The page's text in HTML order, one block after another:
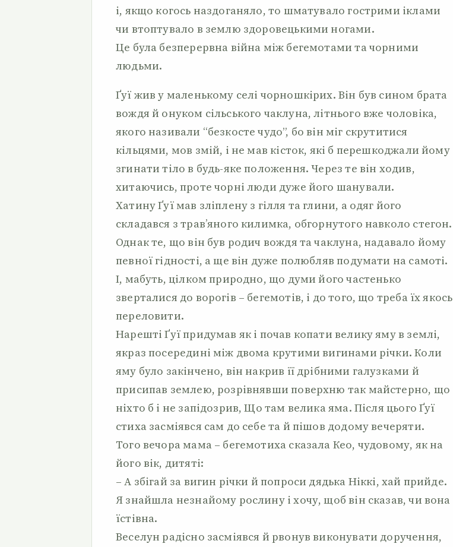
і, якщо когось наздоганяло, то шматувало гострими іклами
чи втоптувало в землю здоровецькими ногами.
Це була безперервна війна між бегемотами та чорними
людьми.
Ґуї жив у маленькому селі чорношкірих. Він був сином брата
вождя й онуком сільського чаклуна, літнього вже чоловіка,
якого називали “безкосте чудо”, бо він міг скрутитися
кільцями, мов змій, і не мав кісток, які б перешкоджали йому
згинати тіло в будь-яке положення. Через те він ходив,
хитаючись, проте чорні люди дуже його шанували.
Хатину Ґуї мав зліплену з гілля та глини, а одяг його
складався з трав’яного килимка, обгорнутого навколо стегон.
Однак те, що він був родич вождя та чаклуна, надавало йому
певної гідності, а ще він дуже полюбляв подумати на самоті.
І, мабуть, цілком природно, що думи його частенько
зверталися до ворогів – бегемотів, і до того, що треба їх якось
переловити.
Нарешті Ґуї придумав як і почав копати велику яму в землі,
якраз посередині між двома крутими вигинами річки. Коли
яму було закінчено, він накрив її дрібними галузками й
присипав землею, розрівнявши поверхню так майстерно, що
ніхто б і не запідозрив, Що там велика яма. Після цього Ґуї
стиха засміявся сам до себе та й пішов додому вечеряти.
Того вечора мама – бегемотиха сказала Кео, чудовому, як на
його вік, дитяті:
– А збігай за вигин річки й попроси дядька Ніккі, хай прийде.
Я знайшла незнайому рослину і хочу, щоб він сказав, чи вона
їстівна.
Веселун радісно засміявся й рвонув виконувати доручення,